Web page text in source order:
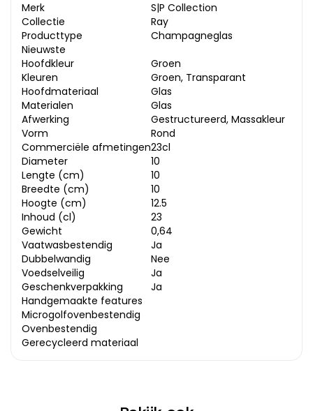
Merk
S|P Collection
Collectie
Ray
Producttype
Champagneglas
Nieuwste
Hoofdkleur
Groen
Kleuren
Groen, Transparant
Hoofdmateriaal
Glas
Materialen
Glas
Afwerking
Gestructureerd, Massakleur
Vorm
Rond
Commerciële afmetingen23cl
Diameter
10
Lengte (cm)
10
Breedte (cm)
10
Hoogte (cm)
12.5
Inhoud (cl)
23
Gewicht
0,64
Vaatwasbestendig
Ja
Dubbelwandig
Nee
Voedselveilig
Ja
Geschenkverpakking
Ja
Handgemaakte features
Microgolfovenbestendig
Ovenbestendig
Gerecycleerd materiaal